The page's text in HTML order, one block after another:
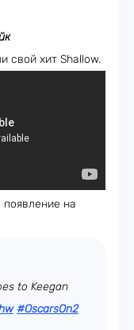
свой хит Shallow.
на
to Keegan
#OscarsOn2